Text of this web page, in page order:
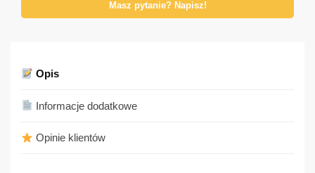
Masz pytanie? Napisz!
Opis
Informacje dodatkowe
Opinie klientów